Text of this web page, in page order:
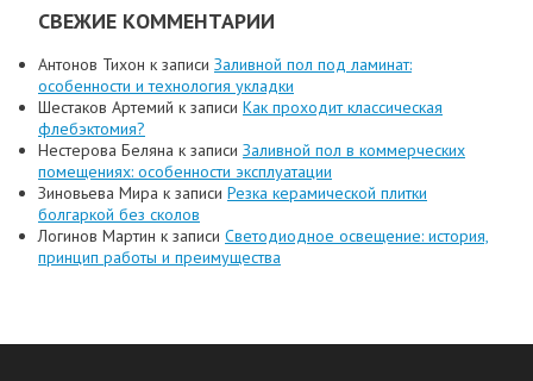
СВЕЖИЕ КОММЕНТАРИИ
Антонов Тихон к записи Заливной пол под ламинат:
особенности и технология укладки
Шестаков Артемий к записи Как проходит классическая
флебэктомия?
Нестерова Беляна к записи Заливной пол в коммерческих
помещениях: особенности эксплуатации
Зиновьева Мира к записи Резка керамической плитки
болгаркой без сколов
Логинов Мартин к записи Светодиодное освещение: история,
принцип работы и преимущества